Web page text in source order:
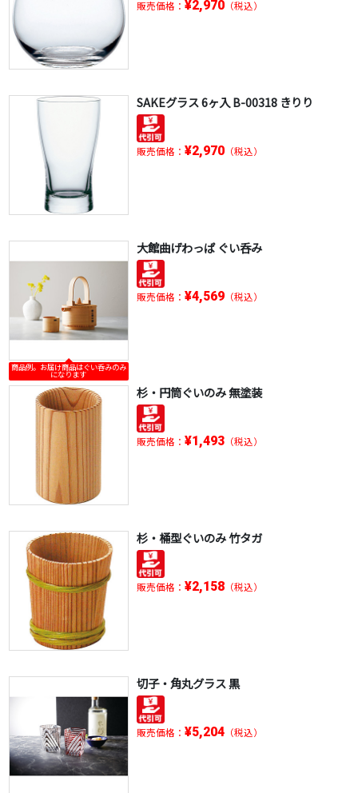
販売価格： ¥2,970（税込）
SAKEグラス 6ヶ入 B-00318 きりり
販売価格： ¥2,970（税込）
商品例。お届け商品はぐい呑みのみ
になります
大館曲げわっぱ ぐい呑み
販売価格： ¥4,569（税込）
杉・円筒ぐいのみ 無塗装
販売価格： ¥1,493（税込）
杉・桶型ぐいのみ 竹タガ
販売価格： ¥2,158（税込）
切子・角丸グラス 黒
販売価格： ¥5,204（税込）